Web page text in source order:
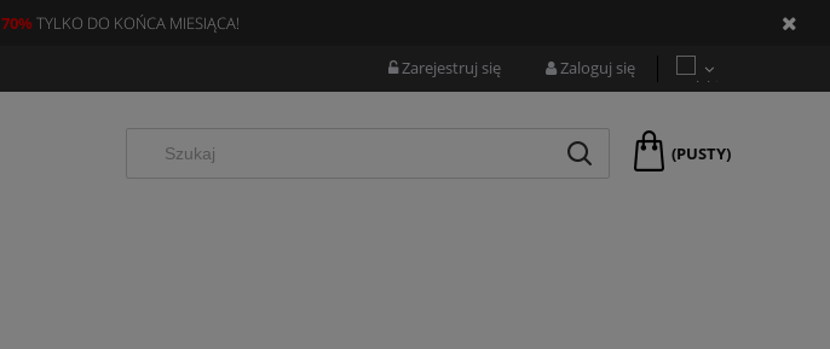
70%TYLKO DO KOŃCA MIESIĄCA!
Zarejestruj się Zaloguj się
(PUSTY)